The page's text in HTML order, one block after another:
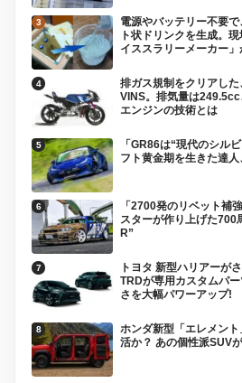
電源やバッテリー不要
ト状ドリンクを生成。
イススラリーメーカー」
排ガス規制をクリアした
VINS。排気量は
エンジンの技術とは
「GR86は“現代のシル
フト黄金期を生きた達人
「2700発のリベット補
スターが作り上げた700
R”
トヨタ 新型ハリアーが
TRDが専用カスタムパ
さを大幅パワーアップ!
ホンダ新型「エレメン
活か？ あの個性派SUV